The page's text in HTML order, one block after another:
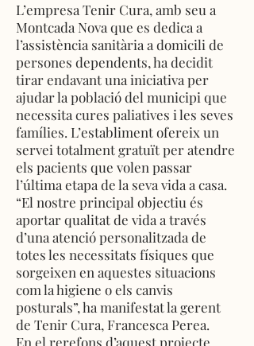
L’empresa Tenir Cura, amb seu a
Montcada Nova que es dedica a
l’assistència sanitària a domicili de
persones dependents, ha decidit
tirar endavant una iniciativa per
ajudar la població del municipi que
necessita cures paliatives i les seves
famílies. L’establiment ofereix un
servei totalment gratuït per atendre
els pacients que volen passar
l’última etapa de la seva vida a casa.
“El nostre principal objectiu és
aportar qualitat de vida a través
d’una atenció personalitzada de
totes les necessitats físiques que
sorgeixen en aquestes situacions
com la higiene o els canvis
posturals”, ha manifestat la gerent
de Tenir Cura, Francesca Perea.
En el rerefons d’aquest projecte